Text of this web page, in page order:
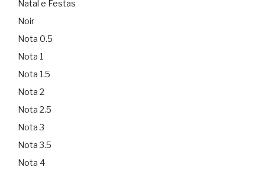
Natal e Festas
Noir
Nota 0.5
Nota 1
Nota 1.5
Nota 2
Nota 2.5
Nota 3
Nota 3.5
Nota 4